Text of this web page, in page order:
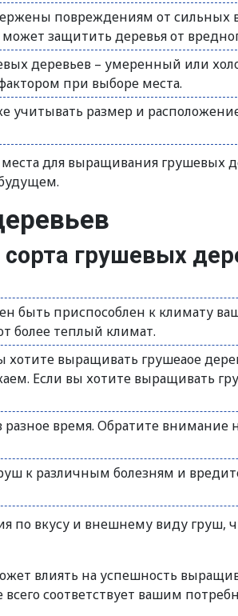
повреждениям от
защитить деревья от
деревьев – умеренный или
при выборе места.
размер и
для выращивания грушевых
грушевых
быть приспособлен к климату
более теплый климат.
хотите выращивать грушеаое
Если вы хотите выращивать
разное время. Обратите
к различным болезням и
по вкусу и внешнему виду груш,
влиять на успешность
соответствует вашим